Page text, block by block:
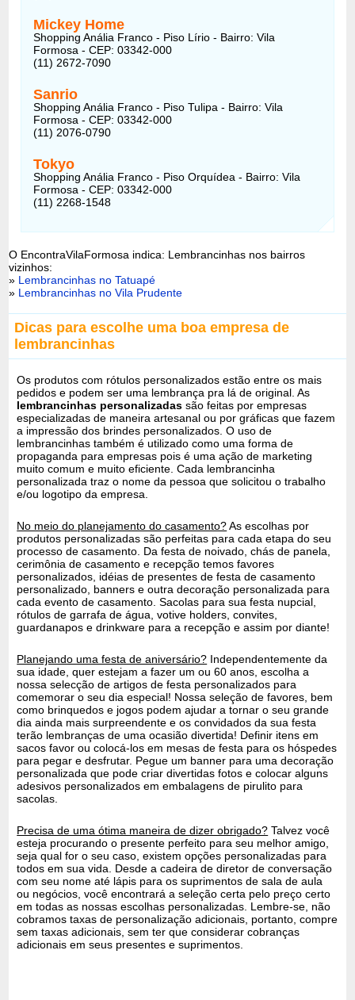
Mickey Home
Shopping Anália Franco - Piso Lírio - Bairro: Vila
Formosa - CEP: 03342-000
(11) 2672-7090
Sanrio
Shopping Anália Franco - Piso Tulipa - Bairro: Vila
Formosa - CEP: 03342-000
(11) 2076-0790
Tokyo
Shopping Anália Franco - Piso Orquídea - Bairro: Vila
Formosa - CEP: 03342-000
(11) 2268-1548
O EncontraVilaFormosa indica: Lembrancinhas nos bairros
vizinhos:
» Lembrancinhas no Tatuapé
» Lembrancinhas no Vila Prudente
Dicas para escolhe uma boa empresa de
lembrancinhas
Os produtos com rótulos personalizados estão entre os mais
pedidos e podem ser uma lembrança pra lá de original. As
lembrancinhas personalizadas são feitas por empresas
especializadas de maneira artesanal ou por gráficas que fazem
a impressão dos brindes personalizados. O uso de
lembrancinhas também é utilizado como uma forma de
propaganda para empresas pois é uma ação de marketing
muito comum e muito eficiente. Cada lembrancinha
personalizada traz o nome da pessoa que solicitou o trabalho
e/ou logotipo da empresa.
No meio do planejamento do casamento?As escolhas por
produtos personalizadas são perfeitas para cada etapa do seu
processo de casamento. Da festa de noivado, chás de panela,
cerimônia de casamento e recepção temos favores
personalizados, idéias de presentes de festa de casamento
personalizado, banners e outra decoração personalizada para
cada evento de casamento. Sacolas para sua festa nupcial,
rótulos de garrafa de água, votive holders, convites,
guardanapos e drinkware para a recepção e assim por diante!
Planejando uma festa de aniversário? Independentemente da
sua idade, quer estejam a fazer um ou 60 anos, escolha a
nossa selecção de artigos de festa personalizados para
comemorar o seu dia especial! Nossa seleção de favores, bem
como brinquedos e jogos podem ajudar a tornar o seu grande
dia ainda mais surpreendente e os convidados da sua festa
terão lembranças de uma ocasião divertida! Definir itens em
sacos favor ou colocá-los em mesas de festa para os hóspedes
para pegar e desfrutar. Pegue um banner para uma decoração
personalizada que pode criar divertidas fotos e colocar alguns
adesivos personalizados em embalagens de pirulito para
sacolas.
Precisa de uma ótima maneira de dizer obrigado? Talvez você
esteja procurando o presente perfeito para seu melhor amigo,
seja qual for o seu caso, existem opções personalizadas para
todos em sua vida. Desde a cadeira de diretor de conversação
com seu nome até lápis para os suprimentos de sala de aula
ou negócios, você encontrará a seleção certa pelo preço certo
em todas as nossas escolhas personalizadas. Lembre-se, não
cobramos taxas de personalização adicionais, portanto, compre
sem taxas adicionais, sem ter que considerar cobranças
adicionais em seus presentes e suprimentos.